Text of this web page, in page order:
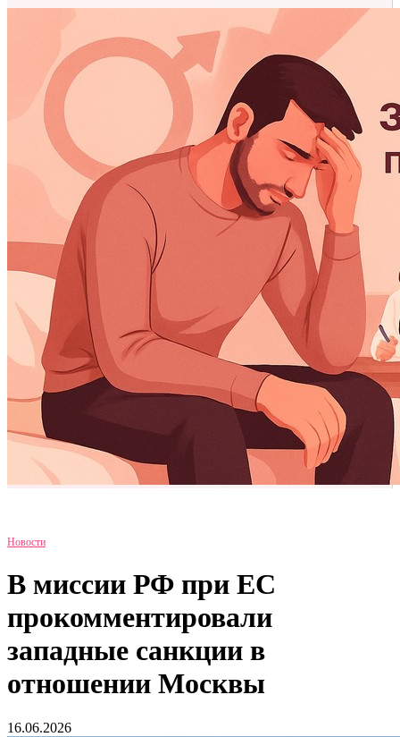
Новости
В миссии РФ при ЕС
прокомментировали
западные санкции в
отношении Москвы
16.06.2026